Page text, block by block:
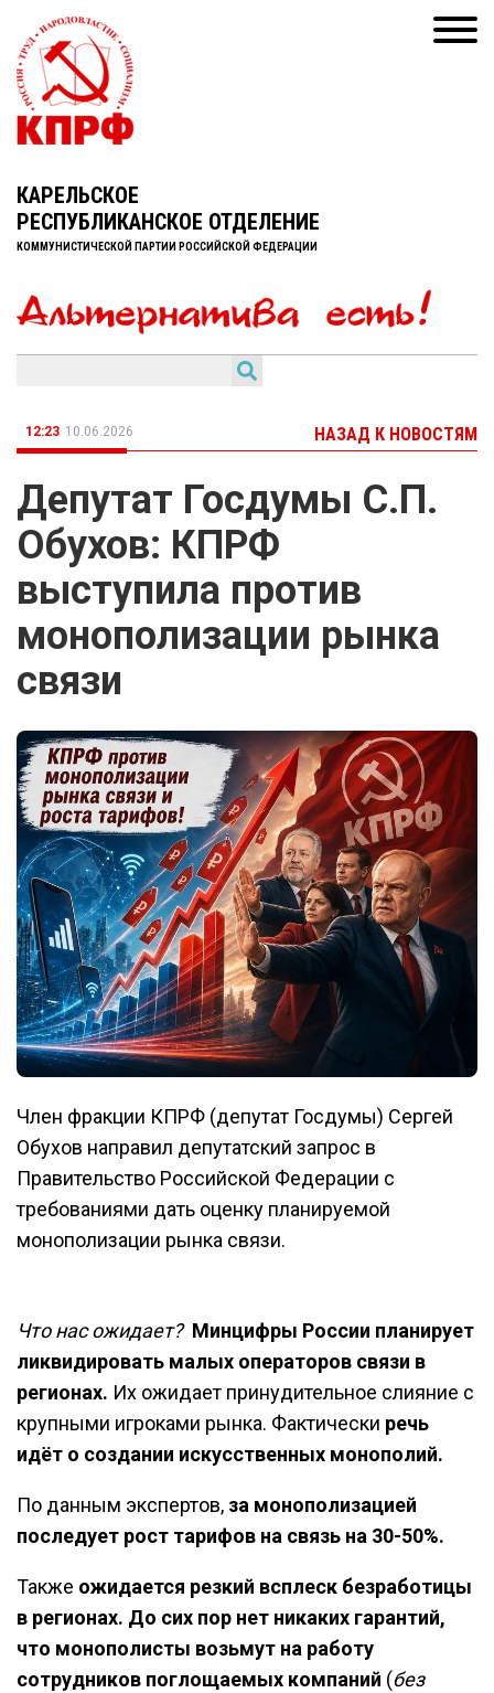
КАРЕЛЬСКОЕ
РЕСПУБЛИКАНСКОЕ ОТДЕЛЕНИЕ
КОММУНИСТИЧЕСКОЙ ПАРТИИ РОССИЙСКОЙ ФЕДЕРАЦИИ
12:23 10.06.2026 НАЗАД К НОВОСТЯМ
Депутат Госдумы С.П.
Обухов: КПРФ
выступила против
монополизации рынка
связи
Член фракции КПРФ (депутат Госдумы) Сергей
Обухов направил депутатский запрос в
Правительство Российской Федерации с
требованиями дать оценку планируемой
монополизации рынка связи.
Что нас ожидает? Минцифры России планирует
ликвидировать малых операторов связи в
регионах. Их ожидает принудительное слияние с
крупными игроками рынка. Фактически речь
идёт о создании искусственных монополий.
По данным экспертов, за монополизацией
последует рост тарифов на связь на 30-50%.
Также ожидается резкий всплеск безработицы
в регионах. До сих пор нет никаких гарантий,
что монополисты возьмут на работу
сотрудников поглощаемых компаний (без